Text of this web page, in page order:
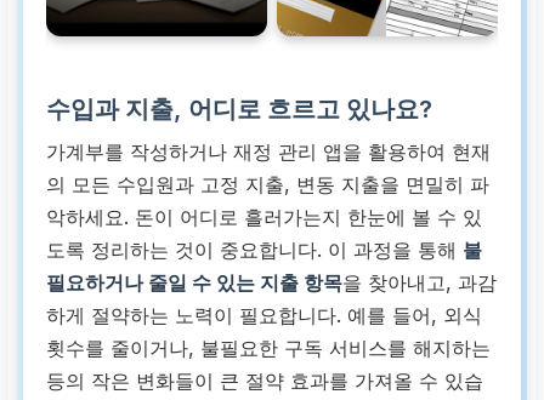
수입과 지출, 어디로 흐르고 있나요?
가계부를 작성하거나 재정 관리 앱을 활용하여 현재
의 모든 수입원과 고정 지출, 변동 지출을 면밀히 파
악하세요. 돈이 어디로 흘러가는지 한눈에 볼 수 있
도록 정리하는 것이 중요합니다. 이 과정을 통해 불
필요하거나 줄일 수 있는 지출 항목을 찾아내고, 과감
하게 절약하는 노력이 필요합니다. 예를 들어, 외식
횟수를 줄이거나, 불필요한 구독 서비스를 해지하는
등의 작은 변화들이 큰 절약 효과를 가져올 수 있습